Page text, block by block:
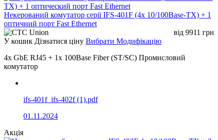
Некерований комутатор серії IFS-401F (4x 10/100Base-TX) + 1
оптичний порт Fast Ethernet
від 9911 грн
У кошик Дізнатися ціну Вибрати Модифікацію
4x GbE RJ45 + 1x 100Base Fiber (ST/SC) Промисловий
комутатор
ifs-401f_ifs-402f (1).pdf
01.11.2024
Акція